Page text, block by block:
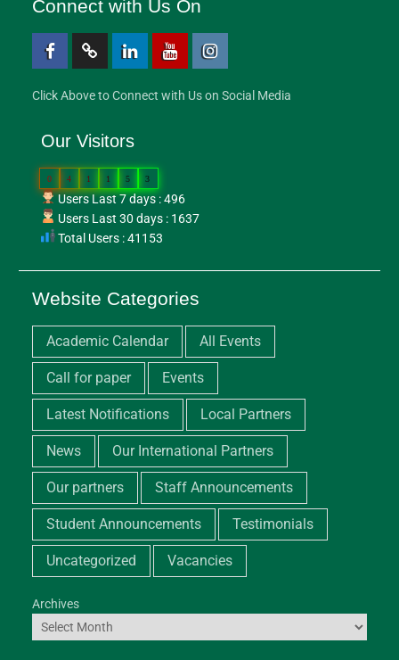
0 4 1 1 5 3
Users Last 7 days : 496
Users Last 30 days : 1637
Website Categories
Academic Calendar All Events
Call for paper Events
Latest Notifications Local Partners
News Our International Partners
Our partners Staff Announcements
Student Announcements Testimonials
Uncategorized Vacancies
Archives